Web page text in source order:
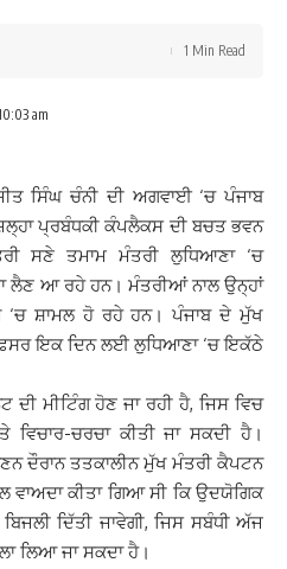
am
1 Min Read
ਸਿੰਘ ਚੰਨੀ ਦੀ ਅਗਵਾਈ ‘ਚ ਪੰਜਾਬ
ਪ੍ਰਬੰਧਕੀ ਕੰਪਲੈਕਸ ਦੀ ਬਚਤ ਭਵਨ
ਸਣੇ ਤਮਾਮ ਮੰਤਰੀ ਲੁਧਿਆਣਾ ‘ਚ
ਲੈਣ ਆ ਰਹੇ ਹਨ। ਮੰਤਰੀਆਂ ਨਾਲ ਉਨ੍ਹਾਂ
‘ਚ ਸ਼ਾਮਲ ਹੋ ਰਹੇ ਹਨ। ਪੰਜਾਬ ਦੇ ਮੁੱਖ
ਇਕ ਦਿਨ ਲਈ ਲੁਧਿਆਣਾ ‘ਚ ਇਕੱਠੇ
ਮੀਟਿੰਗ ਹੋਣ ਜਾ ਰਹੀ ਹੈ, ਜਿਸ ਵਿਚ
ਚਰਚਾ ਕੀਤੀ ਜਾ ਸਕਦੀ ਹੈ।
ਦੌਰਾਨ ਤਤਕਾਲੀਨ ਮੁੱਖ ਮੰਤਰੀ ਕੈਪਟਨ
ਵਾਅਦਾ ਕੀਤਾ ਗਿਆ ਸੀ ਕਿ ਉਦਯੋਗਿਕ
ਦਿੱਤੀ ਜਾਵੇਗੀ, ਜਿਸ ਸਬੰਧੀ ਅੱਜ
ਲਿਆ ਜਾ ਸਕਦਾ ਹੈ।